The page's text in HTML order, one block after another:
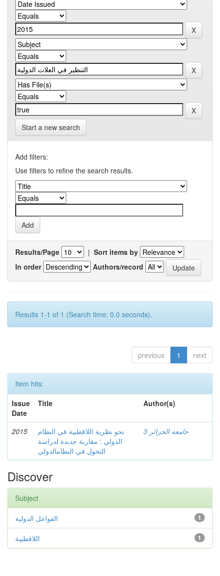
Start a new search
Add filters:
Use filters to refine the search results.
Results/Page | Sort items by
In order
Authors/record
Results 1-1 of 1 (Search time: 0.0 seconds).
previous 1 next
Item hits:
Issue
Date
Title Author(s)
2015
نحو نظرية اللاقطبية في النظام
الدولي : مقاربة جديدة لدراسة
التحول في النظامالدولي
جامعة الجزائر 3
Discover
Subject
1 الفواعل الدولية
1 اللاقطبية